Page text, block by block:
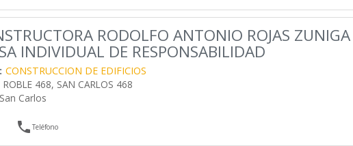
RODOLFO ANTONIO ROJAS ZUNIGA
INDIVIDUAL DE RESPONSABILIDAD
CONSTRUCCION DE EDIFICIOS
ROBLE 468, SAN CARLOS 468
San Carlos
Teléfono